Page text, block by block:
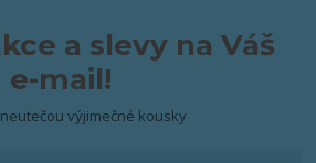
a slevy na Váš
e-mail!
výjimečné kousky